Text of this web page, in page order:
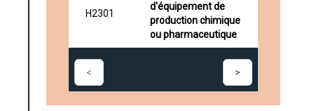
H2301
d'équipement de
production chimique
ou pharmaceutique
< >